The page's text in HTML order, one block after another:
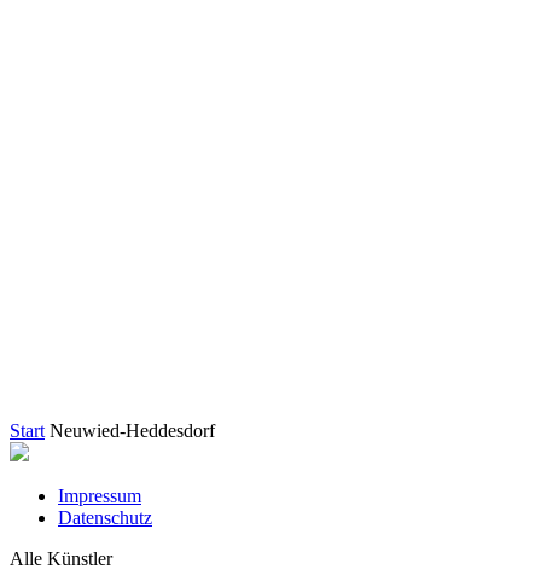
Start Neuwied-Heddesdorf
Impressum
Datenschutz
Alle Künstler